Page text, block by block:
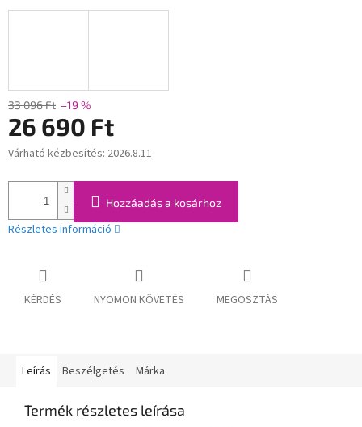
33 096 Ft –19 %
26 690 Ft
Egységár:
Várható kézbesítés: 2026.8.11
Hozzáadás a kosárhoz
Részletes információ
KÉRDÉS NYOMON KÖVETÉS MEGOSZTÁS
Leírás Beszélgetés Márka
Termék részletes leírása